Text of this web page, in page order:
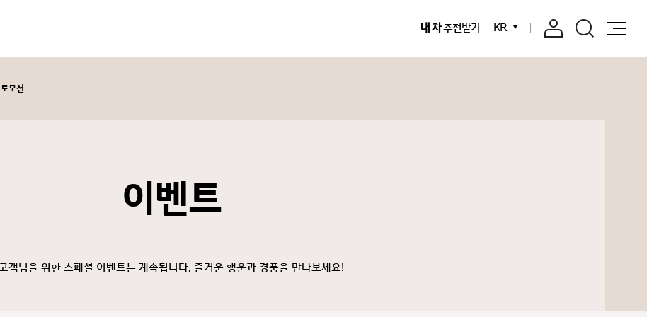
내 차추천받기 KR
모션
이벤트
객님을 위한 스페셜 이벤트는 계속됩니다. 즐거운 행운과 경품을 만나보세요!